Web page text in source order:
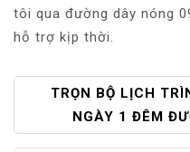
tôi qua đường dây nóng
hỗ trợ kịp thời.
Ề
TRỌN BỘ LỊCH
NGÀY 1 ĐÊM